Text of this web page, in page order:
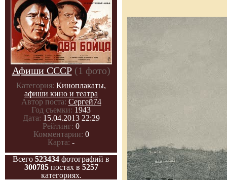
Афиши СССР (1 фото)
Категория: Киноплакаты,
афиши кино и театра
Автор поста: Сергей74
Год съемки: 1943
Дата: 15.04.2013 22:29
Рейтинг: 0
Комментарии: 0
Карта: -
Всего 523434 фотографий в
300785постах в 5257
категориях.